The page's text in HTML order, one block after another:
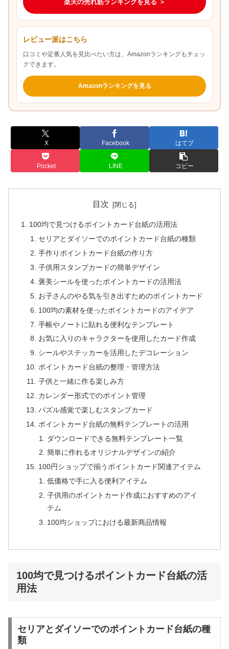
楽天の売れ筋ランキングを見る ＞
レビュー派はこちら
口コミや定番人気を見比べたい方は、Amazonランキングもチェッ
クできます。
Amazonランキングを見る
X Facebook はてブ
Pocket LINE コピー
目次
100均で見つけるポイントカード台紙の活用法
セリアとダイソーでのポイントカード台紙の種類
手作りポイントカード台紙の作り方
子供用スタンプカードの簡単デザイン
褒美シールを使ったポイントカードの活用法
お子さんのやる気を引き出すためのポイントカード
100均の素材を使ったポイントカードのアイデア
手帳やノートに貼れる便利なテンプレート
お気に入りのキャラクターを使用したカード作成
シールやステッカーを活用したデコレーション
ポイントカード台紙の整理・管理方法
子供と一緒に作る楽しみ方
カレンダー形式でのポイント管理
パズル感覚で楽しむスタンプカード
ポイントカード台紙の無料テンプレートの活用
ダウンロードできる無料テンプレート一覧
簡単に作れるオリジナルデザインの紹介
100円ショップで揃うポイントカード関連アイテム
低価格で手に入る便利アイテム
子供用のポイントカード作成におすすめのアイ
テム
100均ショップにおける最新商品情報
100均で見つけるポイントカード台紙の活
用法
セリアとダイソーでのポイントカード台紙の種
類